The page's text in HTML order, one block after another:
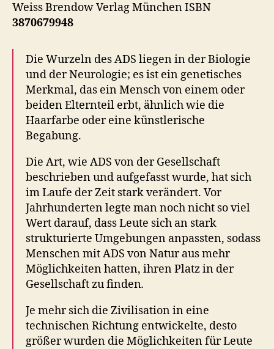
Weiss Brendow Verlag München ISBN
3870679948
Die Wurzeln des ADS liegen in der Biologie
und der Neurologie; es ist ein genetisches
Merkmal, das ein Mensch von einem oder
beiden Elternteil erbt, ähnlich wie die
Haarfarbe oder eine künstlerische
Begabung.
Die Art, wie ADS von der Gesellschaft
beschrieben und aufgefasst wurde, hat sich
im Laufe der Zeit stark verändert. Vor
Jahrhunderten legte man noch nicht so viel
Wert darauf, dass Leute sich an stark
strukturierte Umgebungen anpassten, sodass
Menschen mit ADS von Natur aus mehr
Möglichkeiten hatten, ihren Platz in der
Gesellschaft zu finden.
Je mehr sich die Zivilisation in eine
technischen Richtung entwickelte, desto
größer wurden die Möglichkeiten für Leute